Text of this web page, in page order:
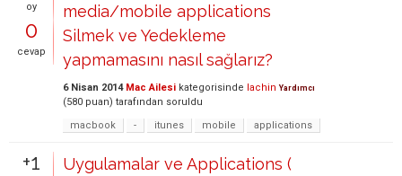
oy
0
cevap
media/mobile applications
Silmek ve Yedekleme
yapmamasını nasıl sağlarız?
6 Nisan 2014 Mac Ailesi kategorisinde lachin Yardımcı
(580 puan) tarafından soruldu
macbook
- itunes mobile applications
+1
Uygulamalar ve Applications (